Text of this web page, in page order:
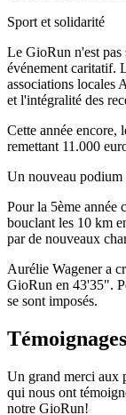
Sport et solidarité
Le GioRun n'est pas
événement caritatif.
associations locales
et l'intégralité des
Cette année encore,
remettant 11.000
Un nouveau podium
Pour la 5ème année
bouclant les 10 km
par de nouveaux
Aurélie Wagener a
GioRun en 43'35".
se sont imposés.
Témoignages
Un grand merci aux
qui nous ont
notre GioRun!